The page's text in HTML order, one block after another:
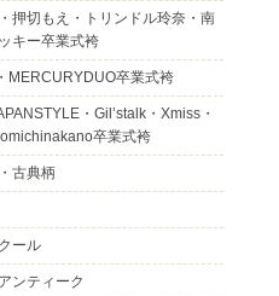
押切もえ・トリンドル玲奈・南
キー卒業式袴
MERCURYDUO卒業式袴
・Gil’stalk・Xmiss・
卒業式袴
古典柄
ール
ンティーク